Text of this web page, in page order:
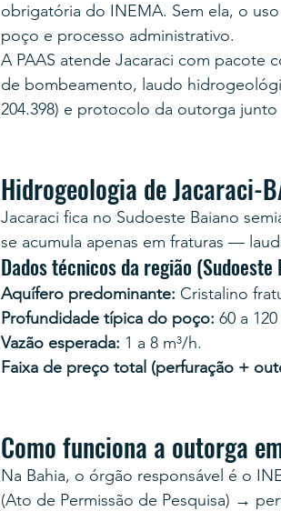
obrigatória do INEMA. Sem ela, o
poço e processo administrativo.
A PAAS atende Jacaraci com pacote
de bombeamento, laudo
204.398) e protocolo da outorga
Hidrogeologia de Jacaraci-
Jacaraci fica no Sudoeste Baiano
se acumula apenas em fraturas —
Dados técnicos da região (Sudoeste
Aquífero predominante: Cristalino
Profundidade típica do poço: 60 a
Vazão esperada: 1 a 8 m³/h.
Faixa de preço total (perfuração +
Como funciona a outorga
Na Bahia, o órgão responsável é o
(Ato de Permissão de Pesquisa) →